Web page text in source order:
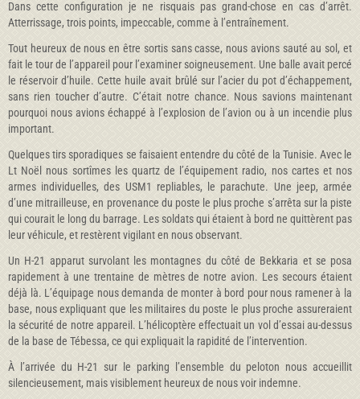
Dans cette configuration je ne risquais pas grand-chose en cas d’arrêt.
Atterrissage, trois points, impeccable, comme à l’entraînement.
Tout heureux de nous en être sortis sans casse, nous avions sauté au sol, et
fait le tour de l’appareil pour l’examiner soigneusement. Une balle avait percé
le réservoir d’huile. Cette huile avait brûlé sur l’acier du pot d’échappement,
sans rien toucher d’autre. C’était notre chance. Nous savions maintenant
pourquoi nous avions échappé à l’explosion de l’avion ou à un incendie plus
important.
Quelques tirs sporadiques se faisaient entendre du côté de la Tunisie. Avec le
Lt Noël nous sortîmes les quartz de l’équipement radio, nos cartes et nos
armes individuelles, des USM1 repliables, le parachute. Une jeep, armée
d’une mitrailleuse, en provenance du poste le plus proche s’arrêta sur la piste
qui courait le long du barrage. Les soldats qui étaient à bord ne quittèrent pas
leur véhicule, et restèrent vigilant en nous observant.
Un H-21 apparut survolant les montagnes du côté de Bekkaria et se posa
rapidement à une trentaine de mètres de notre avion. Les secours étaient
déjà là. L’équipage nous demanda de monter à bord pour nous ramener à la
base, nous expliquant que les militaires du poste le plus proche assureraient
la sécurité de notre appareil. L’hélicoptère effectuait un vol d’essai au-dessus
de la base de Tébessa, ce qui expliquait la rapidité de l’intervention.
À l’arrivée du H-21 sur le parking l’ensemble du peloton nous accueillit
silencieusement, mais visiblement heureux de nous voir indemne.